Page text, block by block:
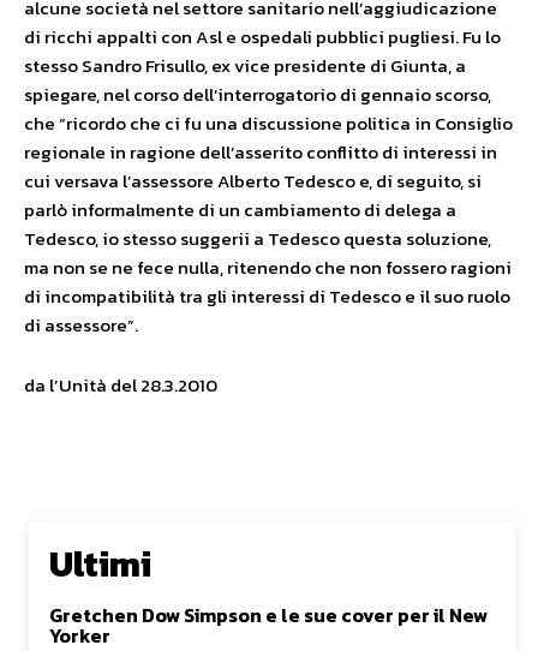
alcune società nel settore sanitario nell’aggiudicazione
di ricchi appalti con Asl e ospedali pubblici pugliesi. Fu lo
stesso Sandro Frisullo, ex vice presidente di Giunta, a
spiegare, nel corso dell’interrogatorio di gennaio scorso,
che “ricordo che ci fu una discussione politica in Consiglio
regionale in ragione dell’asserito conflitto di interessi in
cui versava l’assessore Alberto Tedesco e, di seguito, si
parlò informalmente di un cambiamento di delega a
Tedesco, io stesso suggerii a Tedesco questa soluzione,
ma non se ne fece nulla, ritenendo che non fossero ragioni
di incompatibilità tra gli interessi di Tedesco e il suo ruolo
di assessore”.
da l’Unità del 28.3.2010
Ultimi
Gretchen Dow Simpson e le sue cover per il New
Yorker